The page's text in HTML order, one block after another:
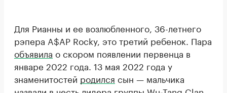
Для Рианны и ее возлюбленного, 36-летнего
рэпера A$AP Rocky, это третий ребенок. Пара
объявила о скором появлении первенца в
январе 2022 года. 13 мая 2022 года у
знаменитостей родился сын — мальчика